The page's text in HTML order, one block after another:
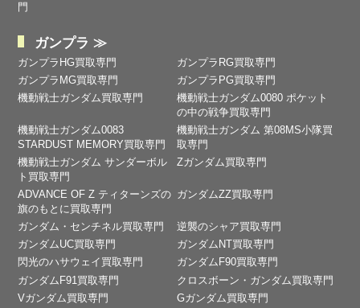
門
ガンプラ ≫
ガンプラHG買取専門
ガンプラRG買取専門
ガンプラMG買取専門
ガンプラPG買取専門
機動戦士ガンダム買取専門
機動戦士ガンダム0080 ポケット
の中の戦争買取専門
機動戦士ガンダム0083
STARDUST MEMORY買取専門
機動戦士ガンダム 第08MS小隊買
取専門
機動戦士ガンダム サンダーボル
ト買取専門
Zガンダム買取専門
ADVANCE OF Ζ ティターンズの
旗のもとに買取専門
ガンダムZZ買取専門
ガンダム・センチネル買取専門
逆襲のシャア買取専門
ガンダムUC買取専門
ガンダムNT買取専門
閃光のハサウェイ買取専門
ガンダムF90買取専門
ガンダムF91買取専門
クロスボーン・ガンダム買取専門
Vガンダム買取専門
Gガンダム買取専門